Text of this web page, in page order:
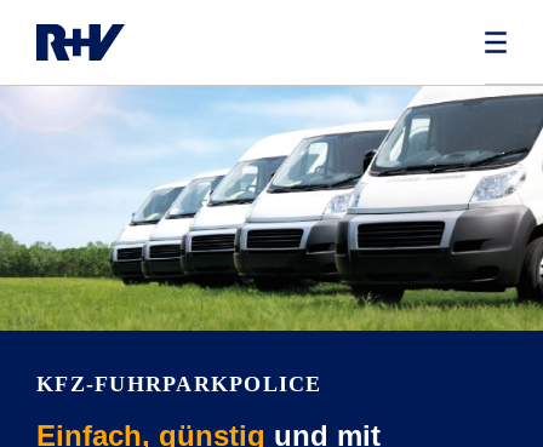
KFZ-FUHRPARKPOLICE
Einfach, günstig und mit